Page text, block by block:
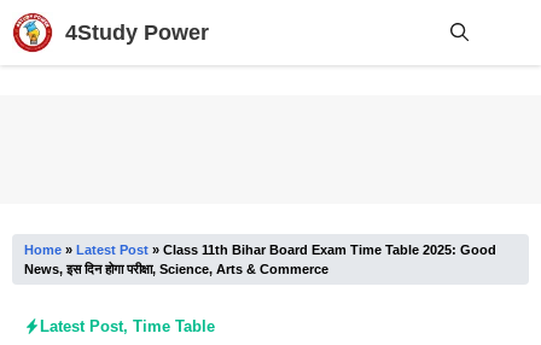
Skip
to
content
4Study Power
Home » Latest Post » Class 11th Bihar Board Exam Time Table 2025: Good
News, इस दिन होगा परीक्षा, Science, Arts & Commerce
Latest Post, Time Table